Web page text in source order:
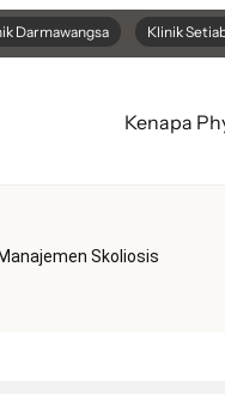
Darmawangsa Klinik
Kenapa
Manajemen Skoliosis